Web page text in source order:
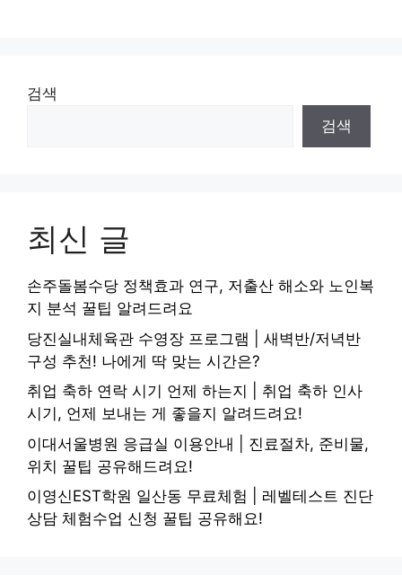
검색
검색
최신 글
손주돌봄수당 정책효과 연구, 저출산 해소와 노인복
지 분석 꿀팁 알려드려요
당진실내체육관 수영장 프로그램 | 새벽반/저녁반
구성 추천! 나에게 딱 맞는 시간은?
취업 축하 연락 시기 언제 하는지 | 취업 축하 인사
시기, 언제 보내는 게 좋을지 알려드려요!
이대서울병원 응급실 이용안내 | 진료절차, 준비물,
위치 꿀팁 공유해드려요!
이영신EST학원 일산동 무료체험 | 레벨테스트 진단
상담 체험수업 신청 꿀팁 공유해요!